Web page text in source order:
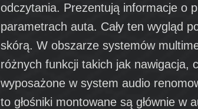
odczytania. Prezentują informacje o
parametrach auta. Cały ten wygląd
skórą. W obszarze systemów
różnych funkcji takich jak nawigacja,
wyposażone w system audio
to głośniki montowane są głównie w